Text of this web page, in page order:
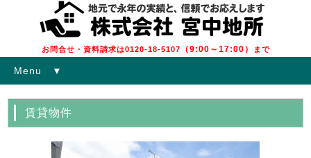
お問合せ・資料請求は0120-18-5107 （9:00～17:00） まで
Menu ▼
賃貸物件